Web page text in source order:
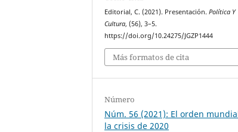
Editorial, C. (2021). Presentación.Política Y
Cultura, (56), 3–5.
https://doi.org/10.24275/JGZP1444
Más formatos de cita
Número
Núm. 56 (2021): El orden
la crisis de 2020